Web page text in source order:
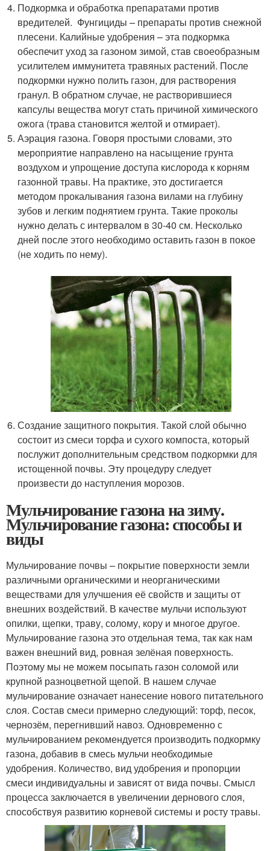
Подкормка и обработка препаратами против
вредителей. Фунгициды – препараты против снежной
плесени. Калийные удобрения – эта подкормка
обеспечит уход за газоном зимой, став своеобразным
усилителем иммунитета травяных растений. После
подкормки нужно полить газон, для растворения
гранул. В обратном случае, не растворившиеся
капсулы вещества могут стать причиной химического
ожога (трава становится желтой и отмирает).
Аэрация газона. Говоря простыми словами, это
мероприятие направлено на насыщение грунта
воздухом и упрощение доступа кислорода к корням
газонной травы. На практике, это достигается
методом прокалывания газона вилами на глубину
зубов и легким поднятием грунта. Такие проколы
нужно делать с интервалом в 30-40 см. Несколько
дней после этого необходимо оставить газон в покое
(не ходить по нему).
Создание защитного покрытия. Такой слой обычно
состоит из смеси торфа и сухого компоста, который
послужит дополнительным средством подкормки для
истощенной почвы. Эту процедуру следует
произвести до наступления морозов.
Мульчирование газона на зиму.
Мульчирование газона: способы и
виды
Мульчирование почвы – покрытие поверхности земли
различными органическими и неорганическими
веществами для улучшения её свойств и защиты от
внешних воздействий. В качестве мульчи используют
опилки, щепки, траву, солому, кору и многое другое.
Мульчирование газона это отдельная тема, так как нам
важен внешний вид, ровная зелёная поверхность.
Поэтому мы не можем посыпать газон соломой или
крупной разноцветной щепой. В нашем случае
мульчирование означает нанесение нового питательного
слоя. Состав смеси примерно следующий: торф, песок,
чернозём, перегнивший навоз. Одновременно с
мульчированием рекомендуется производить подкормку
газона, добавив в смесь мульчи необходимые
удобрения. Количество, вид удобрения и пропорции
смеси индивидуальны и зависят от вида почвы. Смысл
процесса заключается в увеличении дернового слоя,
способствуя развитию корневой системы и росту травы.